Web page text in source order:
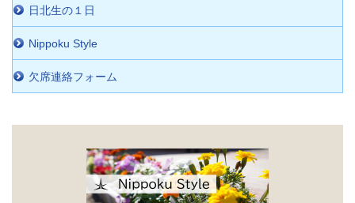
日北生の１日
Nippoku Style
欠席連絡フォーム